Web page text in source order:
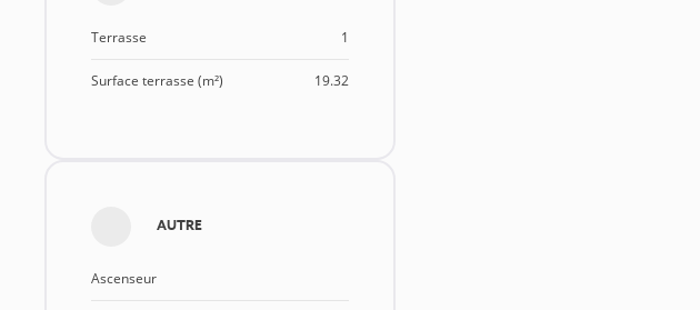
Terrasse 1
Surface terrasse (m²) 19.32
AUTRE
Ascenseur